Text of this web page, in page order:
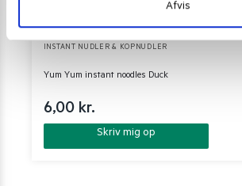
Afvis
INSTANT NUDLER & KOPNUDLER
Yum Yum instant noodles Duck
6,00 kr.
Skriv mig op